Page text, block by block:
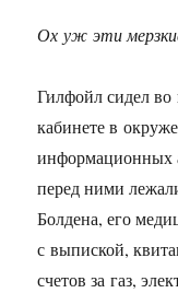
Ох уж эти
Гилфойл сидел во
кабинете в
информационных
перед ними
Болдена, его
с выпиской,
счетов за газ,